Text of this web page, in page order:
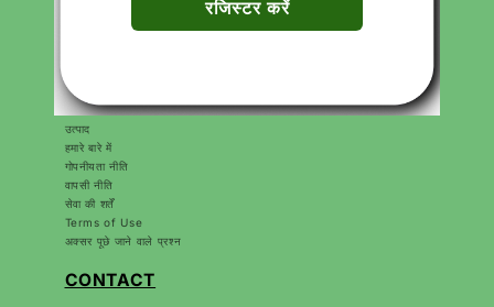
करियर
संपर्क
उत्पाद
हमारे बारे में
गोपनीयता नीति
वापसी नीति
सेवा की शर्तें
Terms of Use
अक्सर पूछे जाने वाले प्रश्न
CONTACT